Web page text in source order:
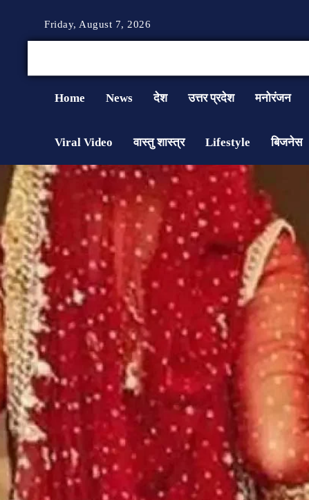
Friday, August 7, 2026
Home News देश उत्तर प्रदेश मनोरंजन
Viral Video वास्तु शास्त्र Lifestyle बिजनेस